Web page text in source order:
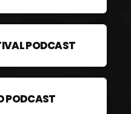
PODCAST
PODCAST